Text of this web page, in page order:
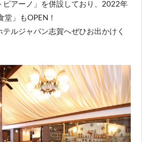
ピアーノ」を併設しており、2022年
堂」もOPEN！
テルジャパン志賀へぜひお出かけく